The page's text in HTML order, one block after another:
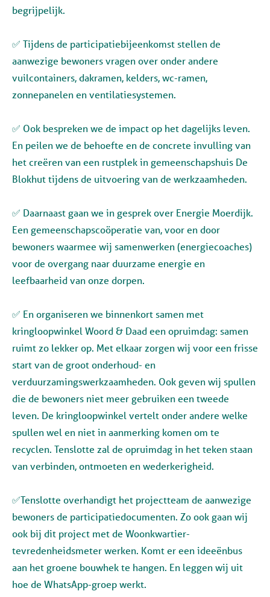
begrijpelijk.
✅ Tijdens de participatiebijeenkomst stellen de
aanwezige bewoners vragen over onder andere
vuilcontainers, dakramen, kelders, wc-ramen,
zonnepanelen en ventilatiesystemen.
✅ Ook bespreken we de impact op het dagelijks leven.
En peilen we de behoefte en de concrete invulling van
het creëren van een rustplek in gemeenschapshuis De
Blokhut tijdens de uitvoering van de werkzaamheden.
✅ Daarnaast gaan we in gesprek over Energie Moerdijk.
Een gemeenschapscoöperatie van, voor en door
bewoners waarmee wij samenwerken (energiecoaches)
voor de overgang naar duurzame energie en
leefbaarheid van onze dorpen.
✅ En organiseren we binnenkort samen met
kringloopwinkel Woord & Daad een opruimdag: samen
ruimt zo lekker op. Met elkaar zorgen wij voor een frisse
start van de groot onderhoud- en
verduurzamingswerkzaamheden. Ook geven wij spullen
die de bewoners niet meer gebruiken een tweede
leven. De kringloopwinkel vertelt onder andere welke
spullen wel en niet in aanmerking komen om te
recyclen. Tenslotte zal de opruimdag in het teken staan
van verbinden, ontmoeten en wederkerigheid.
✅Tenslotte overhandigt het projectteam de aanwezige
bewoners de participatiedocumenten. Zo ook gaan wij
ook bij dit project met de Woonkwartier-
tevredenheidsmeter werken. Komt er een ideeënbus
aan het groene bouwhek te hangen. En leggen wij uit
hoe de WhatsApp-groep werkt.